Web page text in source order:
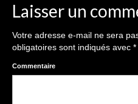
Cartes de remerciement
Photomontages
Laisser un
Votre adresse e-mail ne sera
obligatoires sont indiqués avec *
Commentaire